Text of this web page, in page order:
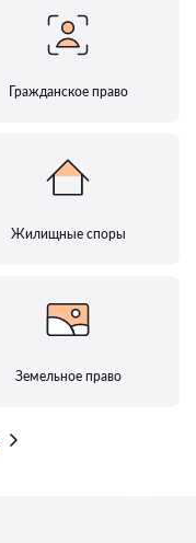
Гражданское право
Жилищные споры
Земельное право